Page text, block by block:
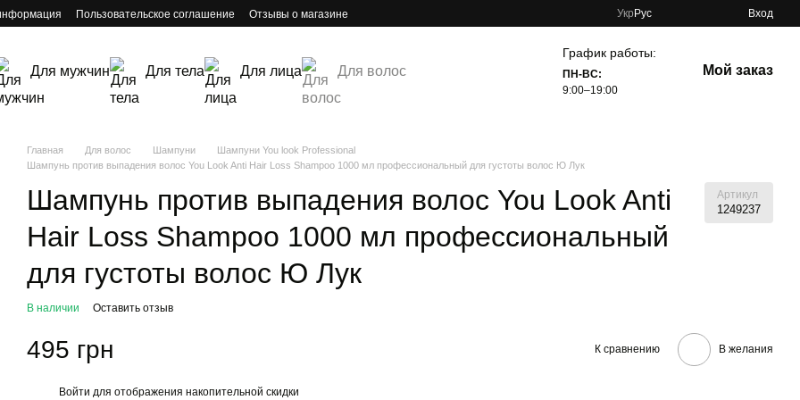
Пользовательское соглашение Отзывы о магазине Укр Рус Вход
Для мужчин Для тела Для лица Для волос
График работы:
ПН-ВС:
9:00–19:00
Мой заказ
Главная Для волос Шампуни
Шампуни You look Professional
Шампунь против выпадения волос You Look Anti Hair Loss Shampoo 1000 мл профессиональный для густоты волос Ю Лук
Шампунь против выпадения волос You Look Anti
Hair Loss Shampoo 1000 мл профессиональный
для густоты волос Ю Лук
Артикул
1249237
В наличии Оставить отзыв
495 грн К сравнению В желания
Войти для отображения накопительной скидки